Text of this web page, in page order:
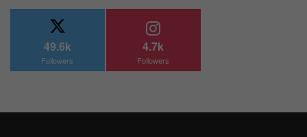
49.6k
Followers
4.7k
Followers